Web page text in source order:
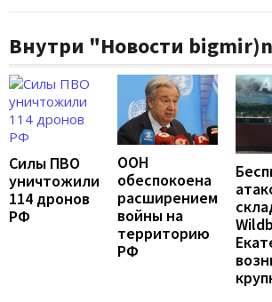
Внутри "Новости
Силы ПВО
уничтожили
114 дронов
РФ
ООН
обеспокоена
расширением
войны на
территорию
РФ